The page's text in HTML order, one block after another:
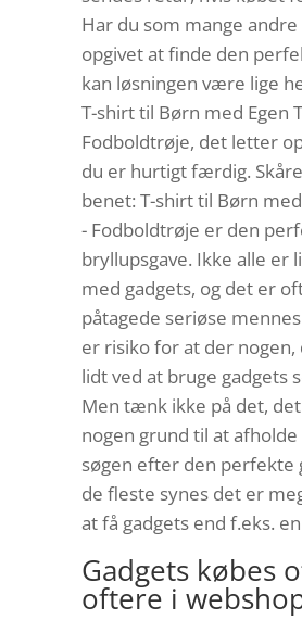
Har du som mange
opgivet at finde den
kan løsningen være lige
T-shirt til Børn med Egen
Fodboldtrøje, det letter
du er hurtigt færdig.
benet: T-shirt til Børn
- Fodboldtrøje er den
bryllupsgave. Ikke alle er
med gadgets, og det er
påtagede seriøse
er risiko for at der nogen,
lidt ved at bruge gadgets
Men tænk ikke på det,
nogen grund til at afholde
søgen efter den perfekte
de fleste synes det er
at få gadgets end f.eks.
Gadgets købes
oftere i